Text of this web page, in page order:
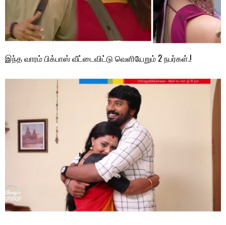
இந்த வாரம் பிக்பாஸ் வீட்டைவிட்டு வெளியேறும் 2 நபர்கள்.!